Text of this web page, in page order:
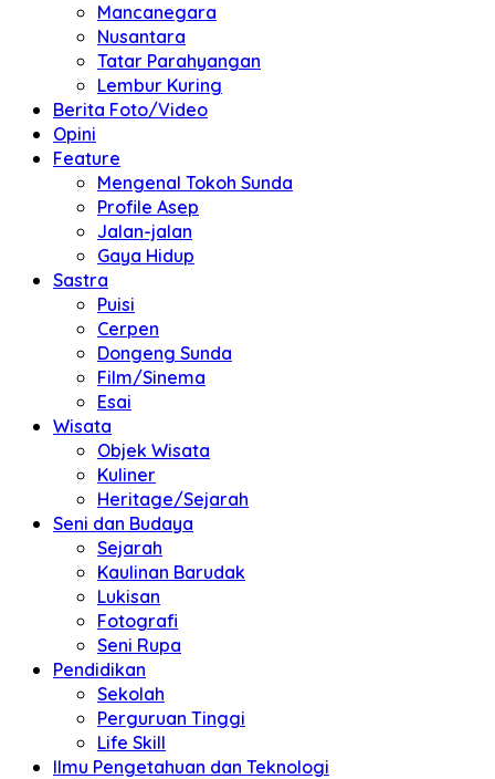
Mancanegara
Nusantara
Tatar Parahyangan
Lembur Kuring
Berita Foto/Video
Opini
Feature
Mengenal Tokoh Sunda
Profile Asep
Jalan-jalan
Gaya Hidup
Sastra
Puisi
Cerpen
Dongeng Sunda
Film/Sinema
Esai
Wisata
Objek Wisata
Kuliner
Heritage/Sejarah
Seni dan Budaya
Sejarah
Kaulinan Barudak
Lukisan
Fotografi
Seni Rupa
Pendidikan
Sekolah
Perguruan Tinggi
Life Skill
Ilmu Pengetahuan dan Teknologi